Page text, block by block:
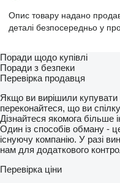
Опис товару надано
деталі безпосередньо у
Поради щодо купівлі
Поради з безпеки
Перевірка продавця
Якщо ви вирішили купувати
переконайтеся, що ви
Дізнайтеся якомога більше
Один із способів обману -
існуючу компанію. У разі
нам для додаткового
Перевірка ціни